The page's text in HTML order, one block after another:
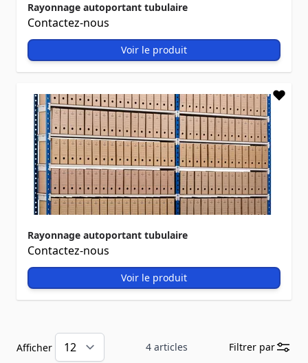
Rayonnage autoportant tubulaire
Contactez-nous
Voir le produit
Rayonnage autoportant tubulaire
Contactez-nous
Voir le produit
4 articles
Afficher Filtrer par